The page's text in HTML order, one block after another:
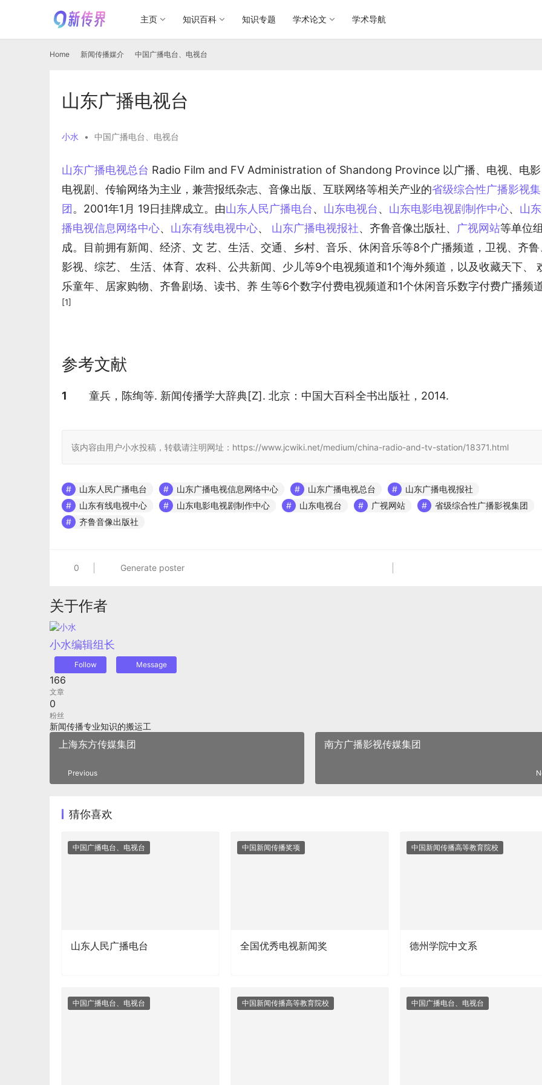
主页 知识百科 知识专题 学术论文 学术导航
Home 新闻传播媒介 中国广播电台、电视台
山东广播电视台
小水 • 中国广播电台、电视台
山东广播电视总台 Radio Film and FV Administration of Shandong Province 以广播、电视、电
电视剧、传输网络为主业，兼营报纸杂志、音像出版、互联网络等相关产业的省级综合性广播影视集
团。2001年1月 19日挂牌成立。由山东人民广播电台、 山东电视台、 山东电影电视剧制作中心、 山
播电视信息网络中心、 山东有线电视中心、 山东广播电视报社、齐鲁音像岀版社、 广视网站等单位
成。目前拥有新闻、经济、文 艺、生活、交通、乡村、音乐、休闲音乐等8个广播频道，卫视、齐鲁
影视、综艺、 生活、体育、农科、公共新闻、少儿等9个电视频道和1个海外频道，以及收藏天下、
乐童年、居家购物、齐鲁剧场、读书、养 生等6个数字付费电视频道和1个休闲音乐数字付费广播频
[1]
参考文献
参考文献
1 童兵，陈绚等. 新闻传播学大辞典[Z]. 北京：中国大百科全书出版社，2014.
该内容由用户小水投稿，转载请注明网址：https://www.jcwiki.net/medium/china-radio-and-tv-station/18371.html
山东人民广播电台 山东广播电视信息网络中心 山东广播电视总台
山东广播电视报社
山东有线电视中心
山东电影电视剧制作中心 山东电视台 广视网站
省级综合性广播影视集团
齐鲁音像出版社
0 Generate poster
关于作者
小水编辑组长
Follow Message
166
文章
0
粉丝
新闻传播专业知识的搬运工
上海东方传媒集团
Previous
南方广播影视传媒集团
猜你喜欢
中国广播电台、电视台
山东人民广播电台
中国新闻传播奖项
全国优秀电视新闻奖
中国新闻传播高等教育院校
德州学院中文系
中国广播电台、电视台 中国新闻传播高等教育院校 中国广播电台、电视台